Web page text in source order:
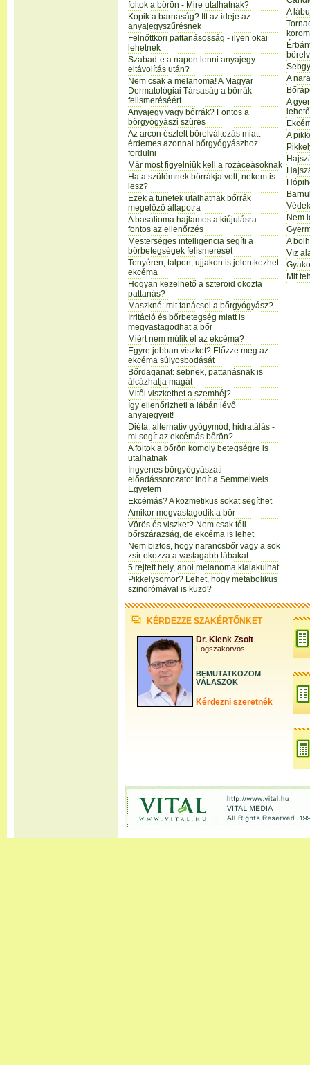
foltok a bőrön - Mire utalhatnak?
Kopik a barnaság? Itt az ideje az
anyajegyszűrésnek
Felnőttkori pattanásosság - ilyen okai
lehetnek
Szabad-e a napon lenni anyajegy
eltávolítás után?
Nem csak a melanoma! A Magyar
Dermatológiai Társaság a bőrrák
felismeréséért
Anyajegy vagy bőrrák? Fontos a
bőrgyógyászi szűrés
Az arcon észlelt bőrelváltozás miatt
érdemes azonnal bőrgyógyászhoz
fordulni
Már most figyelniük kell a rozáceásoknak
Ha a szülőmnek bőrrákja volt, nekem is
lesz?
Ezek a tünetek utalhatnak bőrrák
megelőző állapotra
A basalioma hajlamos a kiújulásra -
fontos az ellenőrzés
Mesterséges intelligencia segíti a
bőrbetegségek felismerését
Tenyéren, talpon, ujjakon is jelentkezhet
ekcéma
Hogyan kezelhető a szteroid okozta
pattanás?
Maszkné: mit tanácsol a bőrgyógyász?
Irritáció és bőrbetegség miatt is
megvastagodhat a bőr
Miért nem múlik el az ekcéma?
Egyre jobban viszket? Előzze meg az
ekcéma súlyosbodását
Bőrdaganat: sebnek, pattanásnak is
álcázhatja magát
Mitől viszkethet a szemhéj?
Így ellenőrizheti a lábán lévő
anyajegyeit!
Diéta, alternatív gyógymód, hidratálás -
mi segít az ekcémás bőrön?
A foltok a bőrön komoly betegségre is
utalhatnak
Ingyenes bőrgyógyászati
előadássorozatot indít a Semmelweis
Egyetem
Ekcémás? A kozmetikus sokat segíthet
Amikor megvastagodik a bőr
Vörös és viszket? Nem csak téli
bőrszárazság, de ekcéma is lehet
Nem biztos, hogy narancsbőr vagy a sok
zsír okozza a vastagabb lábakat
5 rejtett hely, ahol melanoma kialakulhat
Pikkelysömör? Lehet, hogy metabolikus
szindrómával is küzd?
A
A
A
A
Nem
A
Víz
Mit
KÉRDEZZE SZAKÉRTŐNKET
Dr. Klenk Zsolt
Fogszakorvos
BEMUTATKOZOM
VÁLASZOK
Kérdezni szeretnék